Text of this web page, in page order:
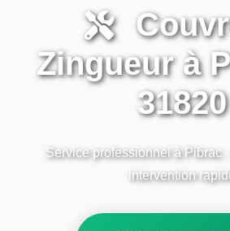
Zingueur à
31820
Service professionnel à Pibrac
intervention